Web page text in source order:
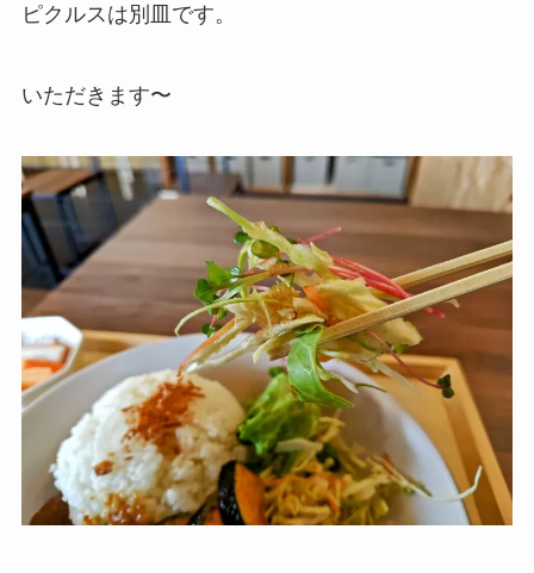
ピクルスは別皿です。
いただきます〜